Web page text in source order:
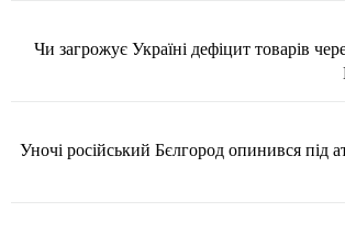
Чи загрожує Україні дефіцит товарів
Уночі російський Бєлгород опинився під